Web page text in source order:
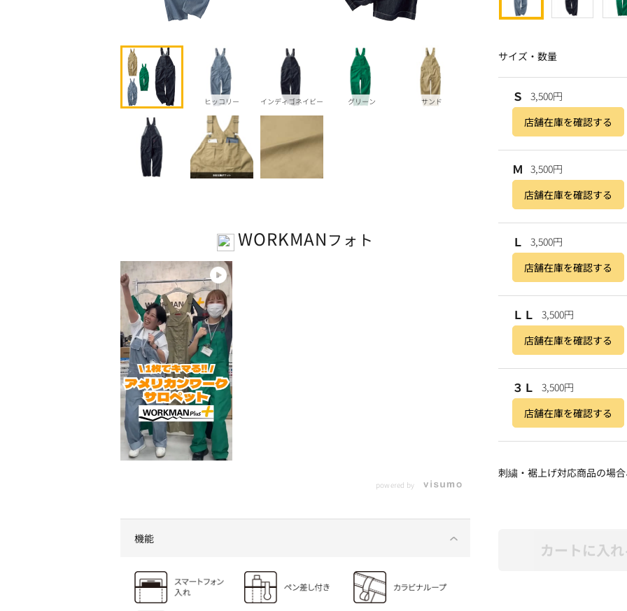
ヒッコリー インディゴネイビー グリーン サンド
WORKMAN フォト
powered by
機能
サイズ・数量
Ｓ
3,500円
店舗在庫を確認する
Ｍ 3,500円
店舗在庫を確認する
Ｌ
3,500円
店舗在庫を確認する
ＬＬ
3,500円
店舗在庫を確認する
３Ｌ
3,500円
店舗在庫を確認する
刺繍・裾上げ対応商品の場
カートに入